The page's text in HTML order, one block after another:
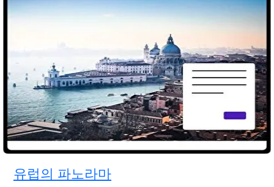
유럽의 파노라마